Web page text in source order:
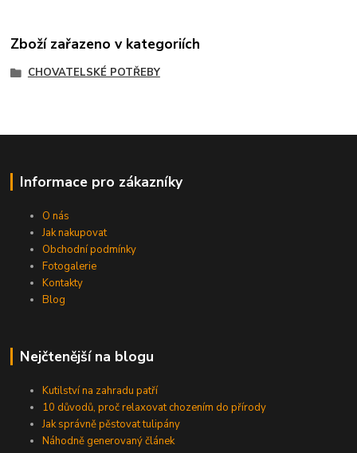
Zboží zařazeno v kategoriích
CHOVATELSKÉ POTŘEBY
Informace pro zákazníky
O nás
Jak nakupovat
Obchodní podmínky
Fotogalerie
Kontakty
Blog
Nejčtenější na blogu
Kutilství na zahradu patří
10 důvodů, proč relaxovat chozením do přírody
Jak správně pěstovat tulipány
Náhodně generovaný článek